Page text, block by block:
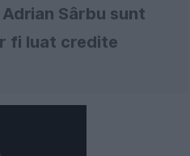
Sârbu sunt
fi luat credite